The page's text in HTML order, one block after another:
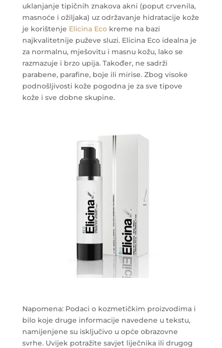
uklanjanje tipičnih znakova akni (poput crvenila,
masnoće i ožiljaka) uz održavanje hidratacije kože
je korištenje Elicina Ecokreme na bazi
najkvalitetnije puževe sluzi. Elicina Eco idealna je
za normalnu, mješovitu i masnu kožu, lako se
razmazuje i brzo upija. Također, ne sadrži
parabene, parafine, boje ili mirise. Zbog visoke
podnošljivosti kože pogodna je za sve tipove
kože i sve dobne skupine.
Napomena: Podaci o kozmetičkim proizvodima i
bilo koje druge informacije navedene u tekstu,
namijenjene su isključivo u opće obrazovne
svrhe. Uvijek potražite savjet liječnika ili drugog